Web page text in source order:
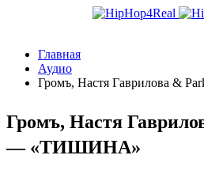
Главная
Аудио
Громъ, Настя Гаврилова &
Громъ, Настя
— «ТИШИНА»